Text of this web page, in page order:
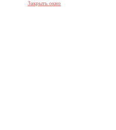
Закрыть окно